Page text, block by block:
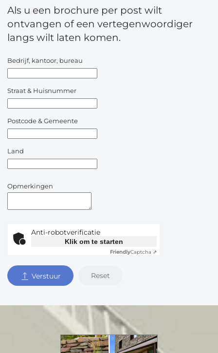
Als u een brochure per post wilt
ontvangen of een vertegenwoordiger
langs wilt laten komen.
Bedrijf, kantoor, bureau
Straat & Huisnummer
Postcode & Gemeente
Land
Opmerkingen
Anti-robotverificatie
Klik om te starten
FriendlyCaptcha ⇗
Verstuur Reset